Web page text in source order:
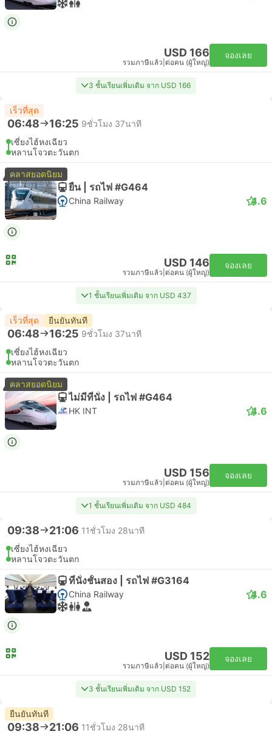
USD 166
รวมภาษีแล้ว ต่อคน (ผู้ใหญ่)
จองเลย
3 ชั้นเรียนเพิ่มเติม จาก USD 166
เร็วที่สุด
06:48 16:25 9ชั่วโมง 37นาที
เซี่ยงไฮ้หงเฉียว
หลานโจวตะวันตก
คลาสยอดนิยม
ยืน | รถไฟ #G464
China Railway 4.6
USD 146
รวมภาษีแล้ว ต่อคน (ผู้ใหญ่)
จองเลย
1 ชั้นเรียนเพิ่มเติม จาก USD 437
เร็วที่สุด ยืนยันทันที
06:48 16:25 9ชั่วโมง 37นาที
เซี่ยงไฮ้หงเฉียว
หลานโจวตะวันตก
คลาสยอดนิยม
ไม่มีที่นั่ง | รถไฟ #G464
HK INT 4.6
USD 156
รวมภาษีแล้ว ต่อคน (ผู้ใหญ่)
จองเลย
1 ชั้นเรียนเพิ่มเติม จาก USD 484
09:38 21:06 11ชั่วโมง 28นาที
เซี่ยงไฮ้หงเฉียว
หลานโจวตะวันตก
ที่นั่งชั้นสอง | รถไฟ #G3164
China Railway 4.6
USD 152
รวมภาษีแล้ว ต่อคน (ผู้ใหญ่)
จองเลย
3 ชั้นเรียนเพิ่มเติม จาก USD 152
ยืนยันทันที
09:38 21:06 11ชั่วโมง 28นาที